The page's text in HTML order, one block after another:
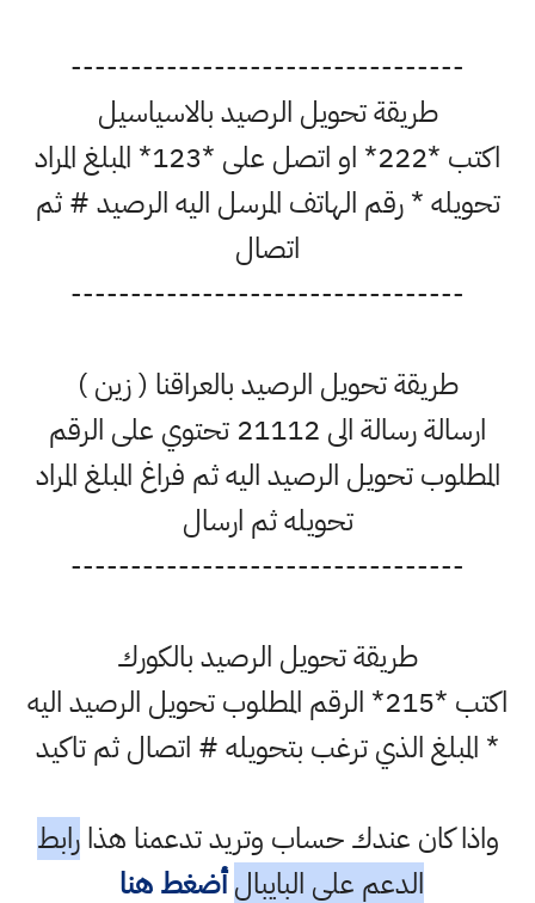
---------------------------------
طريقة تحويل الرصيد بالاسياسيل
اكتب *222* او اتصل على *123* المبلغ المراد
تحويله * رقم الهاتف المرسل اليه الرصيد # ثم
اتصال
---------------------------------
طريقة تحويل الرصيد بالعراقنا ( زين )
ارسالة رسالة الى 21112 تحتوي على الرقم
المطلوب تحويل الرصيد اليه ثم فراغ المبلغ المراد
تحويله ثم ارسال
---------------------------------
طريقة تحويل الرصيد بالكورك
اكتب *215* الرقم المطلوب تحويل الرصيد اليه
* المبلغ الذي ترغب بتحويله # اتصال ثم تاكيد
واذا كان عندك حساب وتريد تدعمنا هذارابط
الدعم على البايبال أضغط هنا